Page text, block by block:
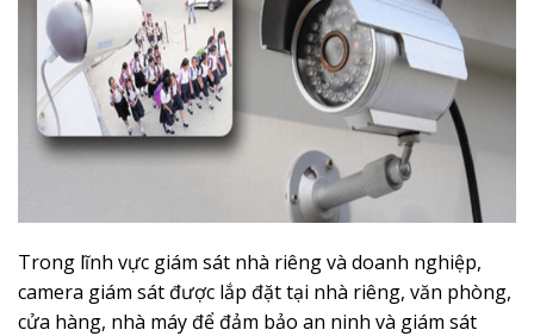
Trong lĩnh vực giám sát nhà riêng và doanh nghiệp,
camera giám sát được lắp đặt tại nhà riêng, văn phòng,
cửa hàng, nhà máy để đảm bảo an ninh và giám sát